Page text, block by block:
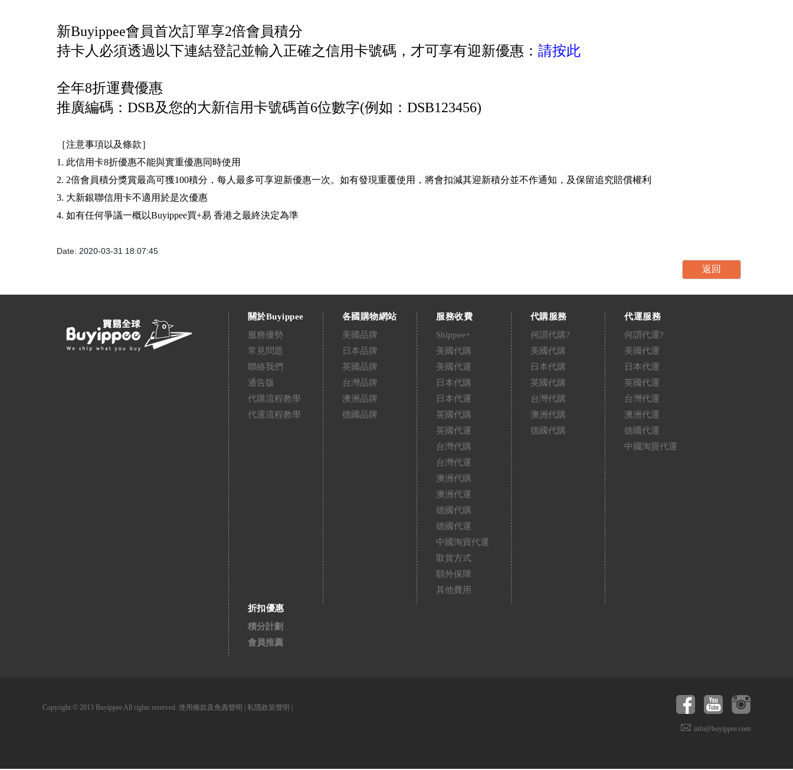
新Buyippee會員首次訂單享2倍會員積分
持卡人必須透過以下連結登記並輸入正確之信用卡號碼，才可享有迎新優惠： 請按此
全年8折運費優惠
推廣編碼：DSB及您的大新信用卡號碼首6位數字(例如：DSB123456)
［注意事項以及條款］
1. 此信用卡8折優惠不能與實重優惠同時使用
2. 2倍會員積分獎賞最高可獲100積分，每人最多可享迎新優惠一次。如有發現重覆使用，將會扣減其迎新積分並不作通知，及保留追究賠償權利
3. 大新銀聯信用卡不適用於是次優惠
4. 如有任何爭議一概以Buyippee買+易 香港之最終決定為準
Date: 2020-03-31 18:07:45
關於Buyippee
服務優勢
常見問題
聯絡我們
通告版
代購流程教學
代運流程教學
各國購物網站
美國品牌
日本品牌
英國品牌
台灣品牌
澳洲品牌
德國品牌
服務收費
Shippee+
美國代購
美國代運
日本代購
日本代運
英國代購
英國代運
台灣代購
台灣代運
澳洲代購
澳洲代運
德國代購
德國代運
中國淘寶代運
取貨方式
額外保障
其他費用
代購服務
何謂代購?
美國代購
日本代購
英國代購
台灣代購
澳洲代購
德國代購
代運服務
何謂代運?
美國代運
日本代運
英國代運
台灣代運
澳洲代運
德國代運
中國淘寶代運
折扣優惠
積分計劃
會員推薦
Copyright © 2013 Buyippee All rights reserved. 使用條款及免責聲明 私隱政策聲明
info@buyippee.com